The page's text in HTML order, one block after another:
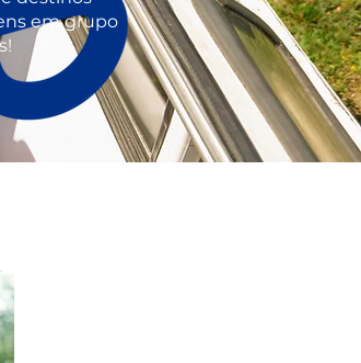
em grupo